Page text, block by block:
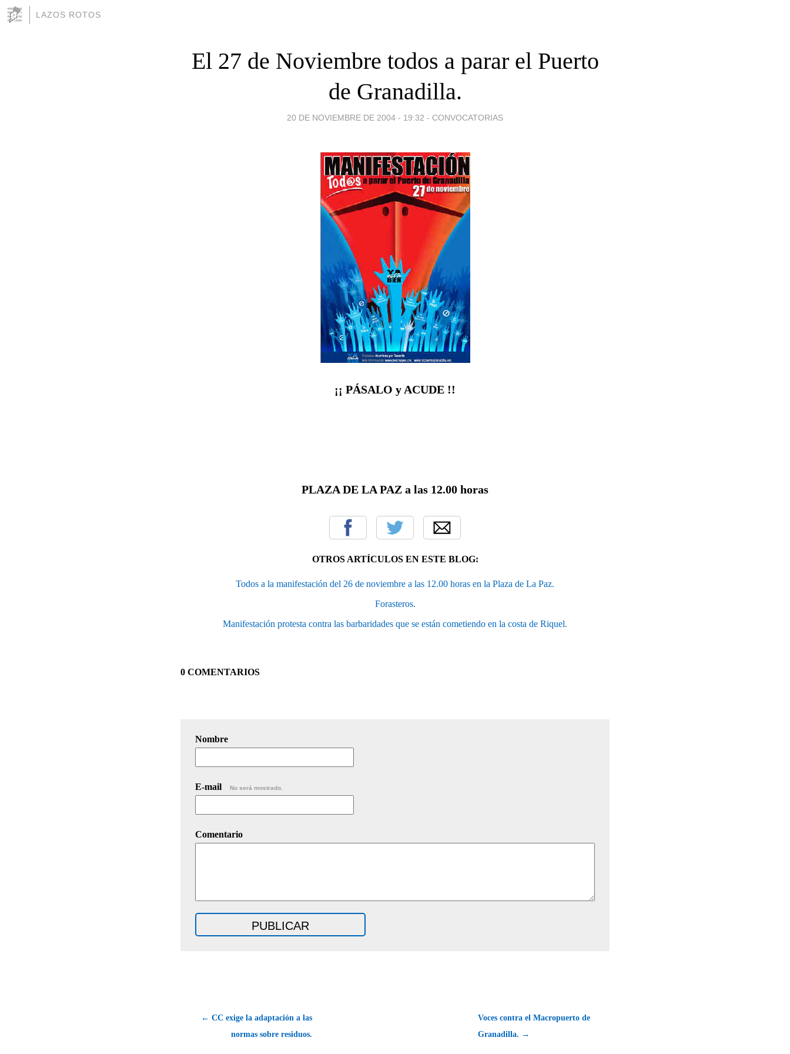
LAZOS ROTOS
El 27 de Noviembre todos a parar el Puerto
de Granadilla.
20 DE NOVIEMBRE DE 2004 - 19:32 - CONVOCATORIAS
¡¡ PÁSALO y ACUDE !!
PLAZA DE LA PAZ a las 12.00 horas
OTROS ARTÍCULOS EN ESTE BLOG:
Todos a la manifestación del 26 de noviembre a las 12.00 horas en la Plaza de La Paz.
Forasteros.
Manifestación protesta contra las barbaridades que se están cometiendo en la costa de Riquel.
0 COMENTARIOS
Nombre
E-mail No será mostrado.
Comentario
← CC exige la adaptación a las
normas sobre residuos.
Voces contra el Macropuerto de
Granadilla. →